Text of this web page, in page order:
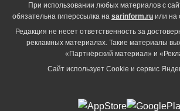
При использовании любых материалов с
обязательна гиперссылка на sarinform.ru или на
Редакция не несет ответственность за
рекламных материалах. Такие материалы
«Партнёрский материал» и
Сайт использует Cookie и сервиc